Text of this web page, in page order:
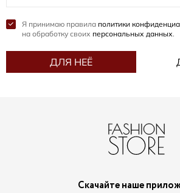
Я принимаю правила политики
на обработку своих персональных данных.
ДЛЯ НЕЁ
Скачайте наше